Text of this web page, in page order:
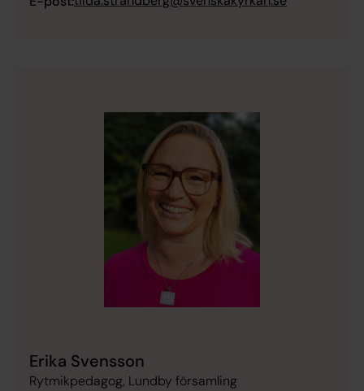
Erika Svensson
Rytmikpedagog, Lundby församling